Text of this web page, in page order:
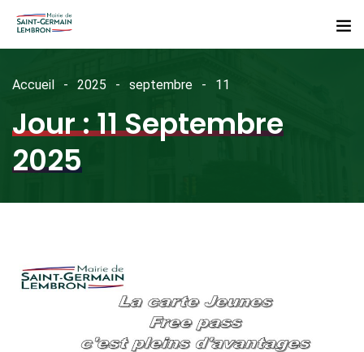
Accueil 2025 septembre 11
Jour :11 Septembre
2025